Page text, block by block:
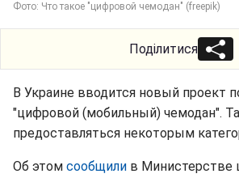
Фото: Что такое "цифровой чемодан" (freepik)
Поділитися
В Украине вводится новый проект
"цифровой (мобильный) чемодан".
предоставляться некоторым
Об этом сообщили в Министерстве